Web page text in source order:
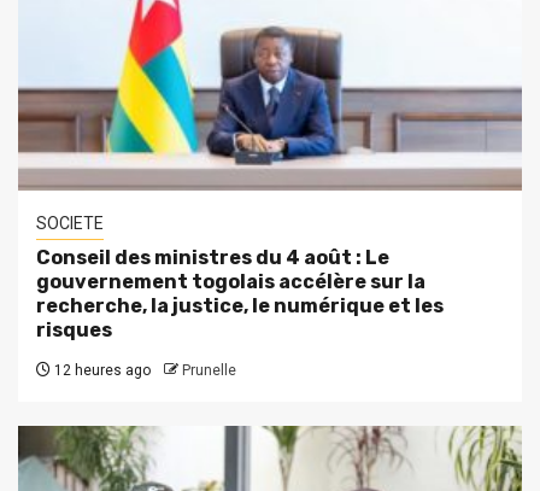
SOCIETE
Conseil des ministres du 4 août : Le
gouvernement togolais accélère sur la
recherche, la justice, le numérique et les
risques
12 heures ago Prunelle